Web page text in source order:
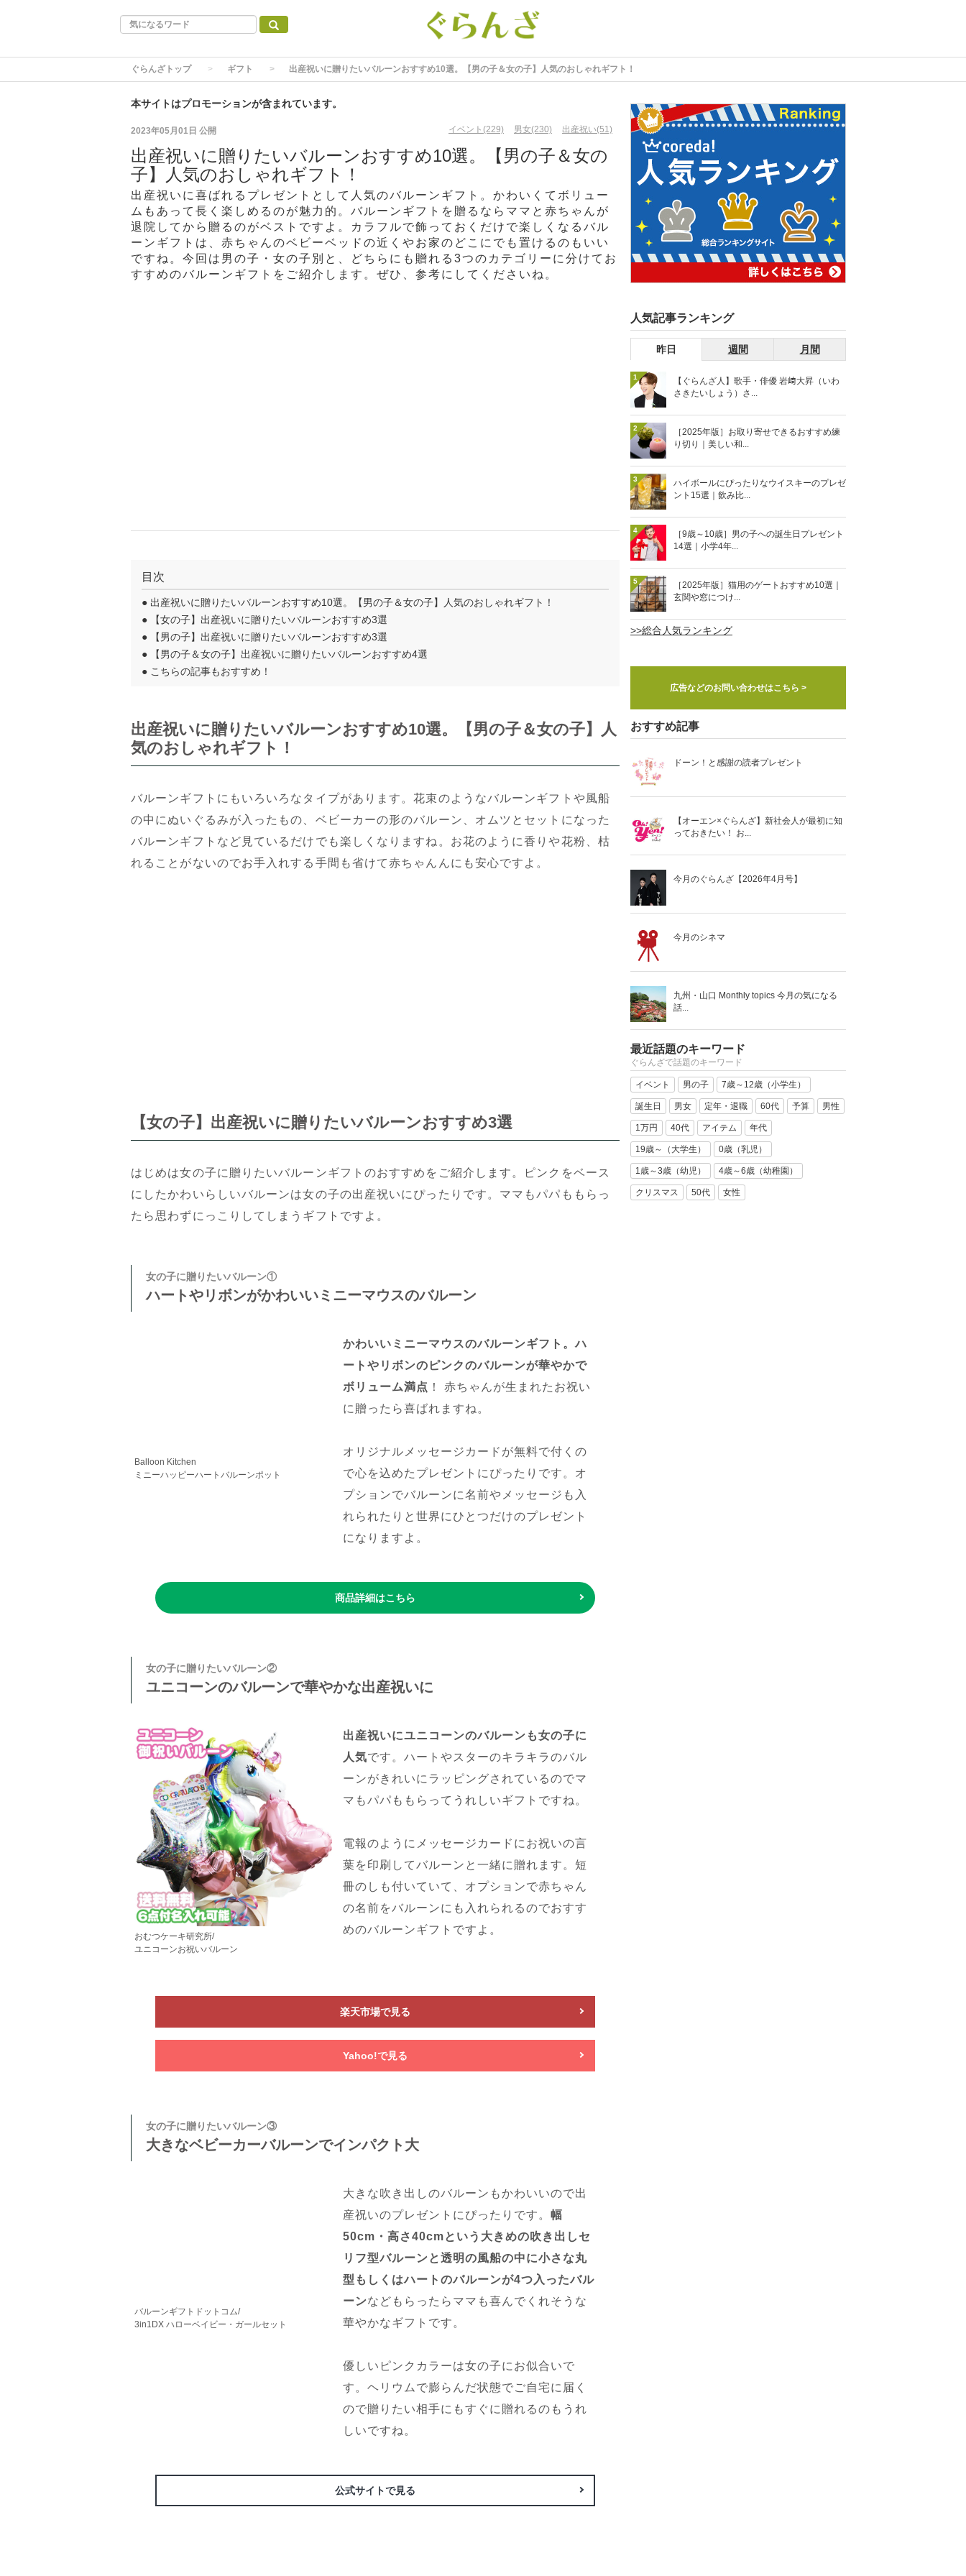
ぐらんざトップ ギフト 出産祝いに贈りたいバルーンおすすめ10選。【男の子＆女の子】人気のおしゃれギフト！
本サイトはプロモーションが含まれています。
2023年05月01日 公開 イベント(229) 男女(230) 出産祝い(51)
出産祝いに贈りたいバルーンおすすめ10選。【男の子＆女の
子】人気のおしゃれギフト！
出産祝いに喜ばれるプレゼントとして人気のバルーンギフト。かわいくてボリュー
ムもあって長く楽しめるのが魅力的。バルーンギフトを贈るならママと赤ちゃんが
退院してから贈るのがベストですよ。カラフルで飾っておくだけで楽しくなるバル
ーンギフトは、赤ちゃんのベビーベッドの近くやお家のどこにでも置けるのもいい
ですね。今回は男の子・女の子別と、どちらにも贈れる3つのカテゴリーに分けてお
すすめのバルーンギフトをご紹介します。ぜひ、参考にしてくださいね。
目次
● 出産祝いに贈りたいバルーンおすすめ10選。【男の子＆女の子】人気のおしゃれギフト！
● 【女の子】出産祝いに贈りたいバルーンおすすめ3選
● 【男の子】出産祝いに贈りたいバルーンおすすめ3選
● 【男の子＆女の子】出産祝いに贈りたいバルーンおすすめ4選
● こちらの記事もおすすめ！
出産祝いに贈りたいバルーンおすすめ10選。【男の子＆女の子】人
気のおしゃれギフト！
バルーンギフトにもいろいろなタイプがあります。花束のようなバルーンギフトや風船
の中にぬいぐるみが入ったもの、ベビーカーの形のバルーン、オムツとセットになった
バルーンギフトなど見ているだけでも楽しくなりますね。お花のように香りや花粉、枯
れることがないのでお手入れする手間も省けて赤ちゃんんにも安心ですよ。
【女の子】出産祝いに贈りたいバルーンおすすめ3選
はじめは女の子に贈りたいバルーンギフトのおすすめをご紹介します。ピンクをベース
にしたかわいらしいバルーンは女の子の出産祝いにぴったりです。ママもパパももらっ
たら思わずにっこりしてしまうギフトですよ。
女の子に贈りたいバルーン①
ハートやリボンがかわいいミニーマウスのバルーン
Balloon Kitchen
ミニーハッピーハートバルーンポット
かわいいミニーマウスのバルーンギフト。ハ
ートやリボンのピンクのバルーンが華やかで
ボリューム満点 ！ 赤ちゃんが生まれたお祝い
に贈ったら喜ばれますね。
オリジナルメッセージカードが無料で付くの
で心を込めたプレゼントにぴったりです。オ
プションでバルーンに名前やメッセージも入
れられたりと世界にひとつだけのプレゼント
になりますよ。
商品詳細はこちら
女の子に贈りたいバルーン②
ユニコーンのバルーンで華やかな出産祝いに
おむつケーキ研究所/
ユニコーンお祝いバルーン
出産祝いにユニコーンのバルーンも女の子に
人気です。ハートやスターのキラキラのバル
ーンがきれいにラッピングされているのでマ
マもパパももらってうれしいギフトですね。
電報のようにメッセージカードにお祝いの言
葉を印刷してバルーンと一緒に贈れます。短
冊のしも付いていて、オプションで赤ちゃん
の名前をバルーンにも入れられるのでおすす
めのバルーンギフトですよ。
楽天市場で見る
Yahoo!で見る
女の子に贈りたいバルーン③
大きなベビーカーバルーンでインパクト大
バルーンギフトドットコム/
3in1DX ハローベイビー・ガールセット
大きな吹き出しのバルーンもかわいいので出
産祝いのプレゼントにぴったりです。 幅
50cm・高さ40cmという大きめの吹き出しセ
リフ型バルーンと透明の風船の中に小さな丸
型もしくはハートのバルーンが4つ入ったバル
ーンなどもらったらママも喜んでくれそうな
華やかなギフトです。
優しいピンクカラーは女の子にお似合いで
す。ヘリウムで膨らんだ状態でご自宅に届く
ので贈りたい相手にもすぐに贈れるのもうれ
しいですね。
公式サイトで見る
人気記事ランキング
昨日 週間 月間
1
【ぐらんざ人】歌手・俳優 岩﨑大昇（いわ
さきたいしょう）さ...
2
［2025年版］お取り寄せできるおすすめ練
り切り｜美しい和...
3
ハイボールにぴったりなウイスキーのプレゼ
ント15選｜飲み比...
4
［9歳～10歳］男の子への誕生日プレゼント
14選｜小学4年...
5
［2025年版］猫用のゲートおすすめ10選｜
玄関や窓につけ...
>>総合人気ランキング
広告などのお問い合わせはこちら >
おすすめ記事
ドーン！と感謝の読者プレゼント
【オーエン×ぐらんざ】新社会人が最初に知
っておきたい！ お...
今月のぐらんざ【2026年4月号】
今月のシネマ
九州・山口 Monthly topics 今月の気になる
話...
最近話題のキーワード
ぐらんざで話題のキーワード
イベント 男の子 7歳～12歳（小学生）
誕生日 男女 定年・退職 60代 予算 男性
1万円 40代 アイテム 年代
19歳～（大学生） 0歳（乳児）
1歳～3歳（幼児） 4歳～6歳（幼稚園）
クリスマス 50代 女性